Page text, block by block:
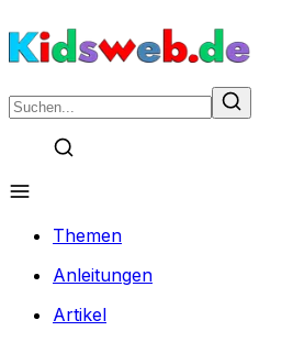
Themen
Anleitungen
Artikel